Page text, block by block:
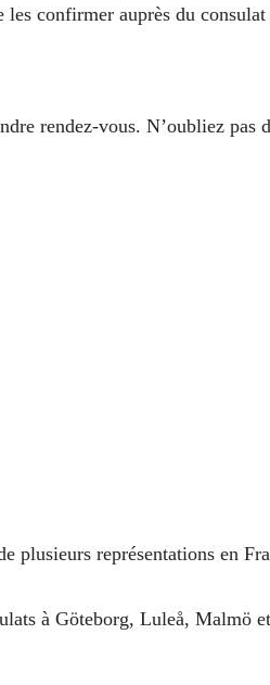
confirmer auprès du
rendez-vous. N’oubliez pas
plusieurs représentations en
à Göteborg, Luleå, Malmö